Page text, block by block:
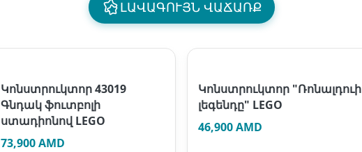
ԼԱՎԱԳՈՒՅՆ ՎԱՃԱՌՔ
Կոնստրուկտոր 43019
Գնդակ ֆուտբոլի
ստադիոնով LEGO
73,900 AMD
Կոնստրուկտոր "Ռոնալդուի
լեգենդը" LEGO
46,900 AMD